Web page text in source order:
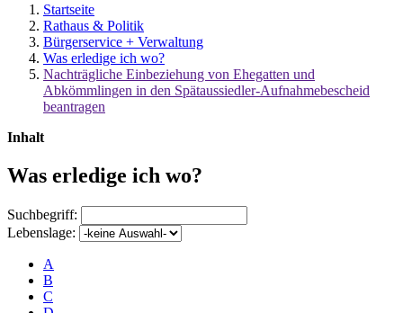
Startseite
Rathaus & Politik
Bürgerservice + Verwaltung
Was erledige ich wo?
Nachträgliche Einbeziehung von Ehegatten und
Abkömmlingen in den Spätaussiedler-Aufnahmebescheid
beantragen
Inhalt
Was erledige ich wo?
Suchbegriff:
Lebenslage:
A
B
C